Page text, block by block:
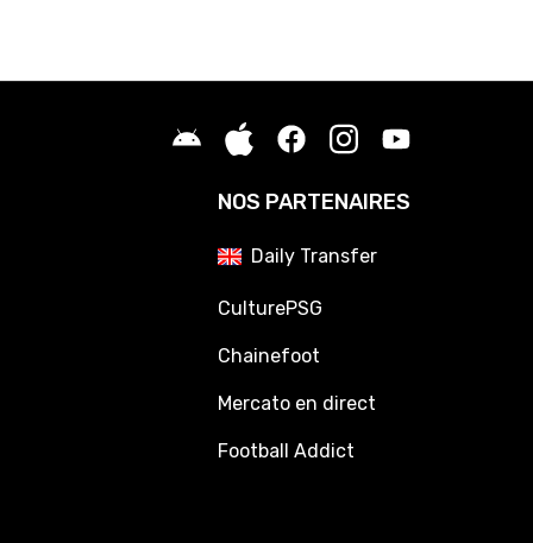
NOS PARTENAIRES
Daily Transfer
CulturePSG
Chainefoot
Mercato en direct
Football Addict